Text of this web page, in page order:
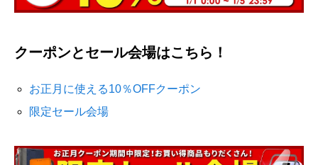
クーポンとセール会場はこちら！
お正月に使える10％OFFクーポン
限定セール会場